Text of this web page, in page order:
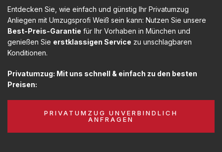
Entdecken Sie, wie einfach und günstig Ihr Privatumzug
Anliegen mit Umzugsprofi Weiß sein kann: Nutzen Sie unsere
Best-Preis-Garantie für Ihr Vorhaben in München und
genießen Sie erstklassigen Service zu unschlagbaren
Konditionen.
Privatumzug: Mit uns schnell & einfach zu den besten
Preisen:
PRIVATUMZUG UNVERBINDLICH
ANFRAGEN